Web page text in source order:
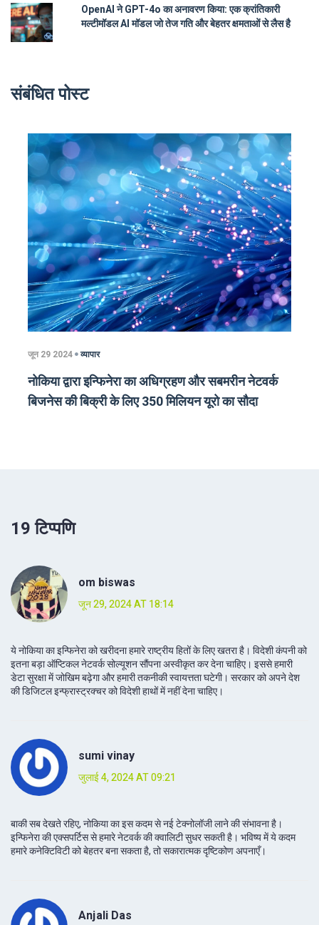
OpenAI ने GPT-4o का अनावरण किया: एक क्रांतिकारी
मल्टीमॉडल AI मॉडल जो तेज गति और बेहतर क्षमताओं से लैस है
संबंधित पोस्ट
जून 29 2024 व्यापार
नोकिया द्वारा इन्फिनेरा का अधिग्रहण और सबमरीन नेटवर्क
बिजनेस की बिक्री के लिए 350 मिलियन यूरो का सौदा
19 टिप्पणि
om biswas
जून 29, 2024 AT 18:14
ये नोकिया का इन्फिनेरा को खरीदना हमारे राष्ट्रीय हितों के लिए खतरा है। विदेशी कंपनी को
इतना बड़ा ऑप्टिकल नेटवर्क सोल्यूशन सौंपना अस्वीकृत कर देना चाहिए। इससे हमारी
डेटा सुरक्षा में जोखिम बढ़ेगा और हमारी तकनीकी स्वायत्तता घटेगी। सरकार को अपने देश
की डिजिटल इन्फ्रास्ट्रक्चर को विदेशी हाथों में नहीं देना चाहिए।
sumi vinay
जुलाई 4, 2024 AT 09:21
बाकी सब देखते रहिए, नोकिया का इस कदम से नई टेक्नोलॉजी लाने की संभावना है।
इन्फिनेरा की एक्सपर्टिस से हमारे नेटवर्क की क्वालिटी सुधर सकती है। भविष्य में ये कदम
हमारे कनेक्टिविटी को बेहतर बना सकता है, तो सकारात्मक दृष्टिकोण अपनाएँ।
Anjali Das